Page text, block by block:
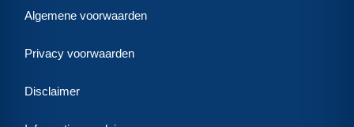
Algemene voorwaarden
Privacy voorwaarden
Disclaimer